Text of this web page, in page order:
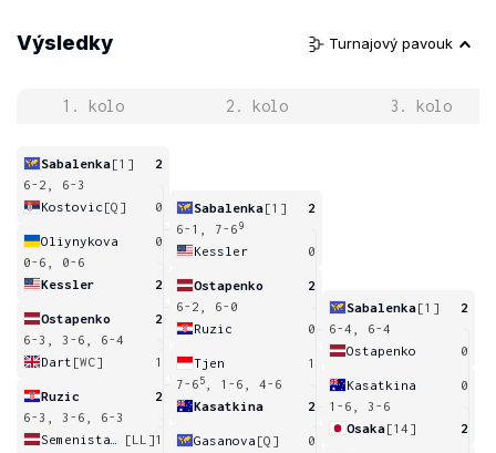
Výsledky Turnajový pavouk
1. kolo 2. kolo 3. kolo
Sabalenka[1]
2
6-2, 6-3
Kostovic [Q] 0
Oliynykova
0
0-6, 0-6
Kessler
2
Ostapenko
2
6-3, 3-6, 6-4
Dart [WC] 1
Ruzic
2
6-3, 3-6, 6-3
[LL]1
Sabalenka[1]
2
6-1, 7-6 9
Kessler 0
Ostapenko
2
6-2, 6-0
Ruzic
0
Tjen
1
7-6 5
, 1-6, 4-6
Kasatkina
2
Gasanova [Q]
0
Sabalenka[1]
2
6-4, 6-4
Ostapenko
0
Kasatkina
0
1-6, 3-6
Osaka[14] 2